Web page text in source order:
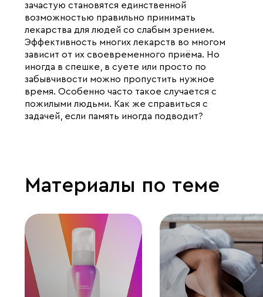
зачастую становятся единственной
возможностью правильно принимать
лекарства для людей со слабым зрением.
Эффективность многих лекарств во многом
зависит от их своевременного приёма. Но
иногда в спешке, в суете или просто по
забывчивости можно пропустить нужное
время. Особенно часто такое случается с
пожилыми людьми. Как же справиться с
задачей, если память иногда подводит?
Материалы по теме